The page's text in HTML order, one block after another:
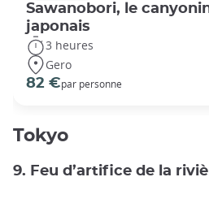
Sawanobori, le
japonais
3 heures
Gero
82 €par personne
Tokyo
9. Feu d’artifice de la